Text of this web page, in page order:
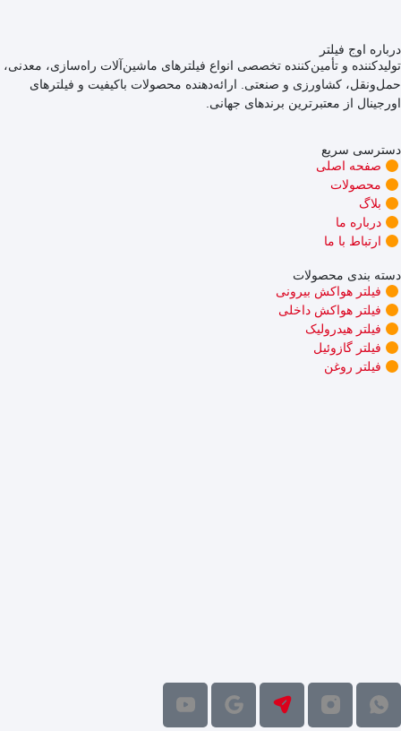
درباره اوج فیلتر
تولیدکننده و تأمین‌کننده تخصصی انواع فیلترهای ماشین‌آلات راه‌سازی، معدنی،
حمل‌ونقل، کشاورزی و صنعتی. ارائه‌دهنده محصولات باکیفیت و فیلترهای
اورجینال از معتبرترین برندهای جهانی.
دسترسی سریع
صفحه اصلی
محصولات
بلاگ
درباره ما
ارتباط با ما
دسته بندی محصولات
فیلتر هواکش بیرونی
فیلتر هواکش داخلی
فیلتر هیدرولیک
فیلتر گازوئیل
فیلتر روغن